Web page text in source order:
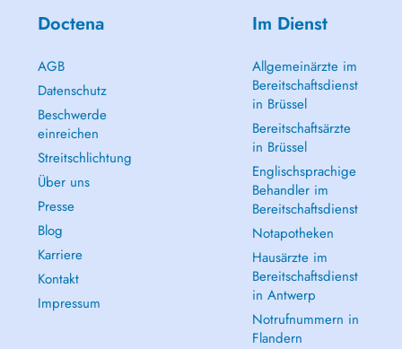
Doctena
AGB
Datenschutz
Beschwerde
einreichen
Streitschlichtung
Über uns
Presse
Blog
Karriere
Kontakt
Impressum
Im Dienst
Allgemeinärzte im
Bereitschaftsdienst
in Brüssel
Bereitschaftsärzte
in Brüssel
Englischsprachige
Behandler im
Bereitschaftsdienst
Notapotheken
Hausärzte im
Bereitschaftsdienst
in Antwerp
Notrufnummern in
Flandern